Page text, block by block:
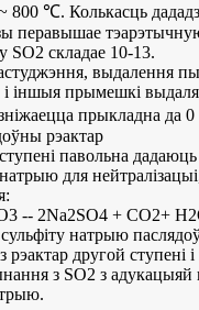
800 ℃. Колькасць
перавышае
SO2 складае 10-13.
выдалення
і іншыя прымешкі
прыкладна да
рэактар
павольна
для
-- 2Na2SO4 + CO2+
натрыю
рэактар ​​другой ступені
з SO2 з адукацыяй